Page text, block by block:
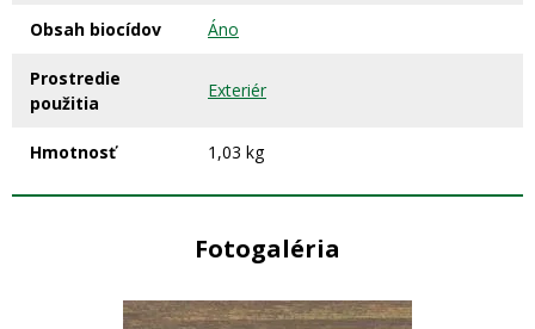
Obsah biocídov Áno
Prostredie
použitia
Exteriér
Hmotnosť 1,03 kg
Fotogaléria